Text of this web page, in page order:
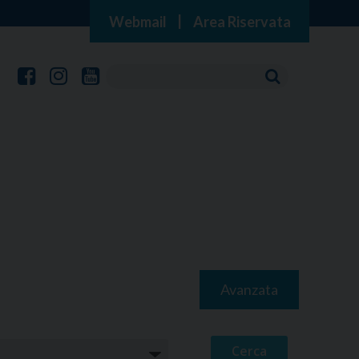
Webmail Area Riservata
Avanzata